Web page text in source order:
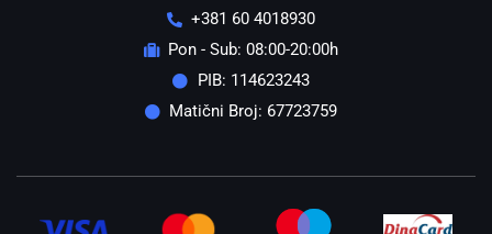
+381 60 4018930
Pon - Sub: 08:00-20:00h
PIB: 114623243
Matični Broj: 67723759